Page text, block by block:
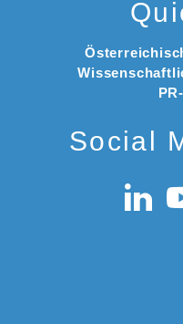
Social